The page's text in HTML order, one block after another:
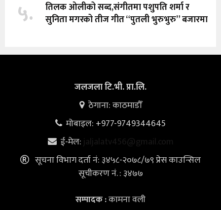
५.
तिलक ओलीको सब्द,संगीतमा पशुपति शर्मा र
सुनिता मगरको तीज गीत “पुतली भुरुभुरु” बजारमा
जलजला टि.भी. प्रा.लि.
ठेगाना: काठमाडौँ
मोबाइल: +977-9749344645
ई-मेल: jaljalatv456@gmail.com
सूचना विभाग दर्ता नं: ३४५८-२०७८/७९ प्रेस काउन्सिल
सूचीकरण नं. : ३४७७
सम्पादक :कामना वली